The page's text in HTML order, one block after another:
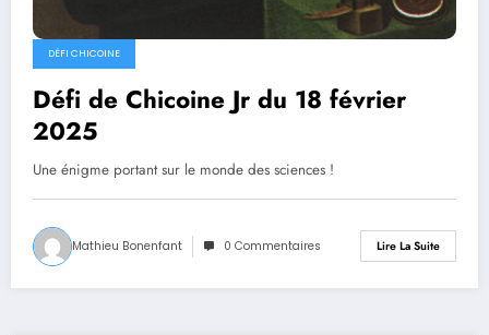
DÉFI CHICOINE
Défi de Chicoine Jr du 18 février
2025
Une énigme portant sur le monde des sciences !
Mathieu Bonenfant 0 Commentaires Lire La Suite